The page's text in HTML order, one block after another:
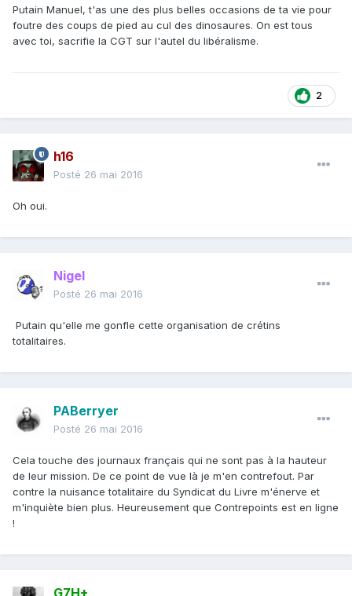
Putain Manuel, t'as une des plus belles occasions de ta vie pour
foutre des coups de pied au cul des dinosaures. On est tous
avec toi, sacrifie la CGT sur l'autel du libéralisme.
2
h16
Posté 26 mai 2016
Oh oui.
Nigel
Posté 26 mai 2016
Putain qu'elle me gonfle cette organisation de crétins
totalitaires.
PABerryer
Posté 26 mai 2016
Cela touche des journaux français qui ne sont pas à la hauteur
de leur mission. De ce point de vue là je m'en contrefout. Par
contre la nuisance totalitaire du Syndicat du Livre m'énerve et
m'inquiète bien plus. Heureusement que Contrepoints est en ligne
!